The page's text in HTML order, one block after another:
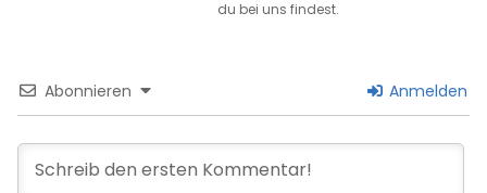
du bei uns findest.
Abonnieren Anmelden